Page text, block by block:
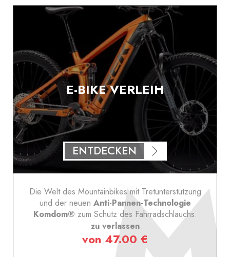
E-BIKE VERLEIH
ENTDECKEN
Die Welt des Mountainbikes mit Tretunterstützung
und der neuen Anti-Pannen-Technologie
Komdom® zum Schutz des Fahrradschlauchs.
zu verlassen
von 47.00 €